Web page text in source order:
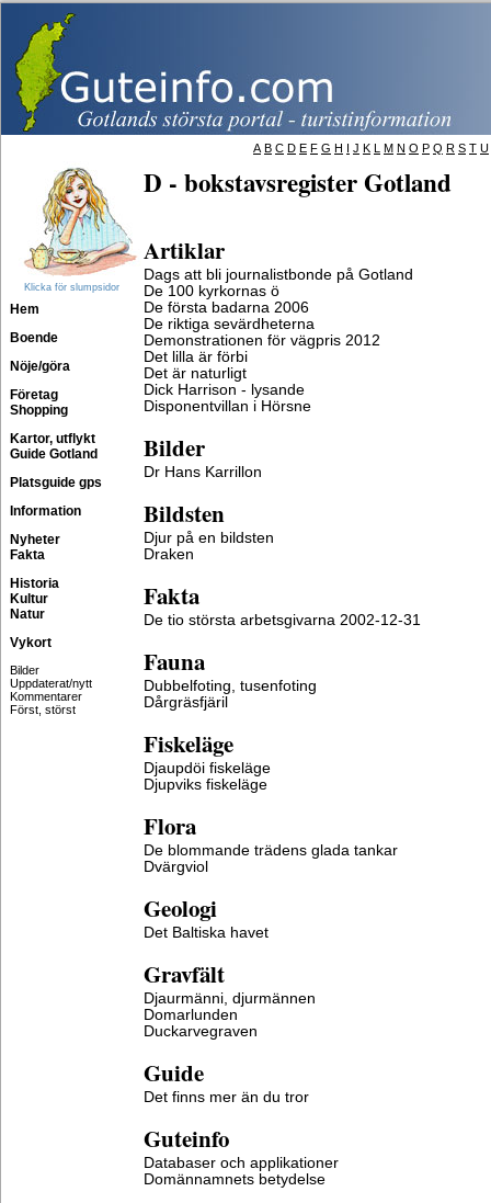
Klicka för slumpsidor
Hem
Boende
Nöje/göra
Företag
Shopping
Kartor, utflykt
Guide Gotland
Platsguide gps
Information
Nyheter
Fakta
Historia
Kultur
Natur
Vykort
Bilder
Uppdaterat/nytt
Kommentarer
Först, störst
A B C D E F G H I J K L M N O P Q R S T U
D - bokstavsregister Gotland
Artiklar
Dags att bli journalistbonde på Gotland
De 100 kyrkornas ö
De första badarna 2006
De riktiga sevärdheterna
Demonstrationen för vägpris 2012
Det lilla är förbi
Det är naturligt
Dick Harrison - lysande
Disponentvillan i Hörsne
Bilder
Dr Hans Karrillon
Bildsten
Djur på en bildsten
Draken
Fakta
De tio största arbetsgivarna 2002-12-31
Fauna
Dubbelfoting, tusenfoting
Dårgräsfjäril
Fiskeläge
Djaupdöi fiskeläge
Djupviks fiskeläge
Flora
De blommande trädens glada tankar
Dvärgviol
Geologi
Det Baltiska havet
Gravfält
Djaurmänni, djurmännen
Domarlunden
Duckarvegraven
Guide
Det finns mer än du tror
Guteinfo
Databaser och applikationer
Domännamnets betydelse